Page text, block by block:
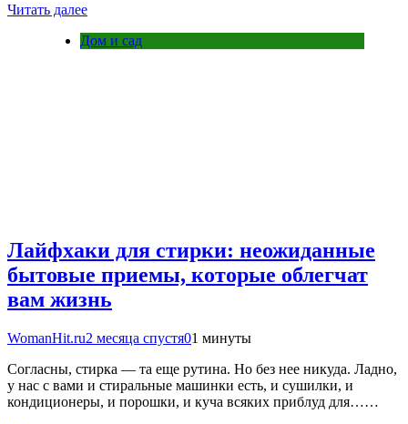
Читать далее
Дом и сад
Лайфхаки для стирки: неожиданные
бытовые приемы, которые облегчат
вам жизнь
WomanHit.ru2 месяца спустя01 минуты
Согласны, стирка — та еще рутина. Но без нее никуда. Ладно,
у нас с вами и стиральные машинки есть, и сушилки, и
кондиционеры, и порошки, и куча всяких приблуд для……